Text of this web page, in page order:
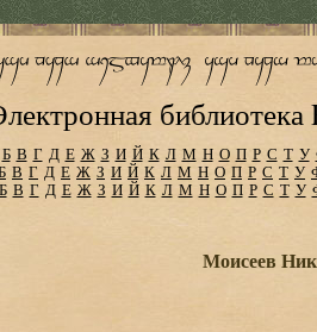
Б В Г Д Е Ж З И Й К Л М Н О П Р С Т У
В Г Д Е Ж З И Й К Л М Н О П Р С Т У
Б В Г Д Е Ж З И Й К Л М Н О П Р С Т У
Моисеев